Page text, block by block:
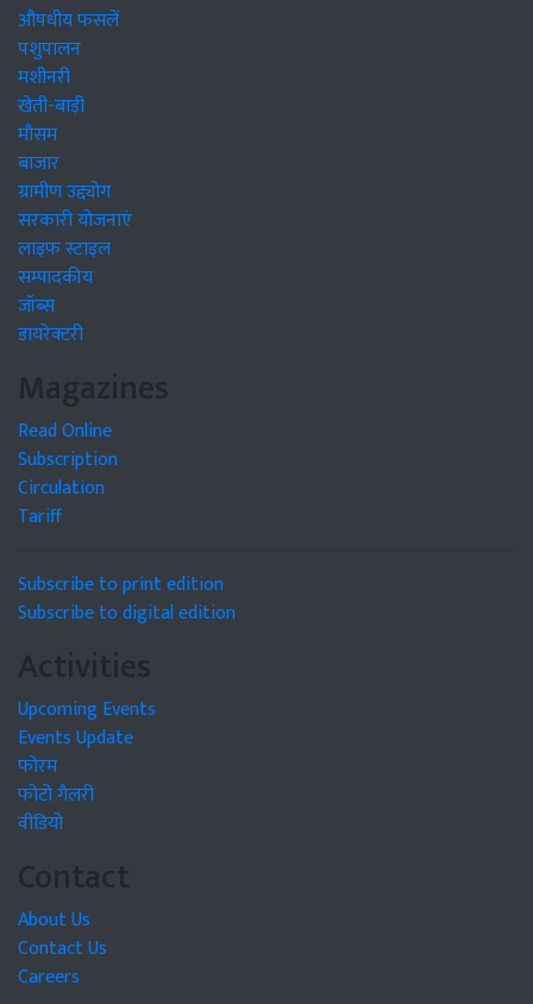
औषधीय फसलें
पशुपालन
मशीनरी
खेती-बाड़ी
मौसम
बाजार
ग्रामीण उद्द्योग
सरकारी योजनाएं
लाइफ स्टाइल
सम्पादकीय
जॉब्स
डायरेक्टरी
Magazines
Read Online
Subscription
Circulation
Tariff
Subscribe to print edition
Subscribe to digital edition
Activities
Upcoming Events
Events Update
फोरम
फोटो गैलरी
वीडियो
Contact
About Us
Contact Us
Careers